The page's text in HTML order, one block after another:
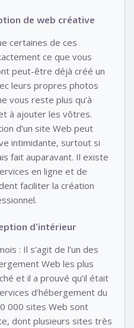
de web créative
certaines de ces
ce que vous
peut-être déjà créé un
leurs propres photos
vous reste plus qu’à
à ajouter les vôtres.
d’un site Web peut
intimidante, surtout si
fait auparavant. Il existe
en ligne et de
faciliter la création
d’intérieur
: Il s’agit de l’un des
Web les plus
et il a prouvé qu’il était
d’hébergement du
000 sites Web sont
dont plusieurs sites très